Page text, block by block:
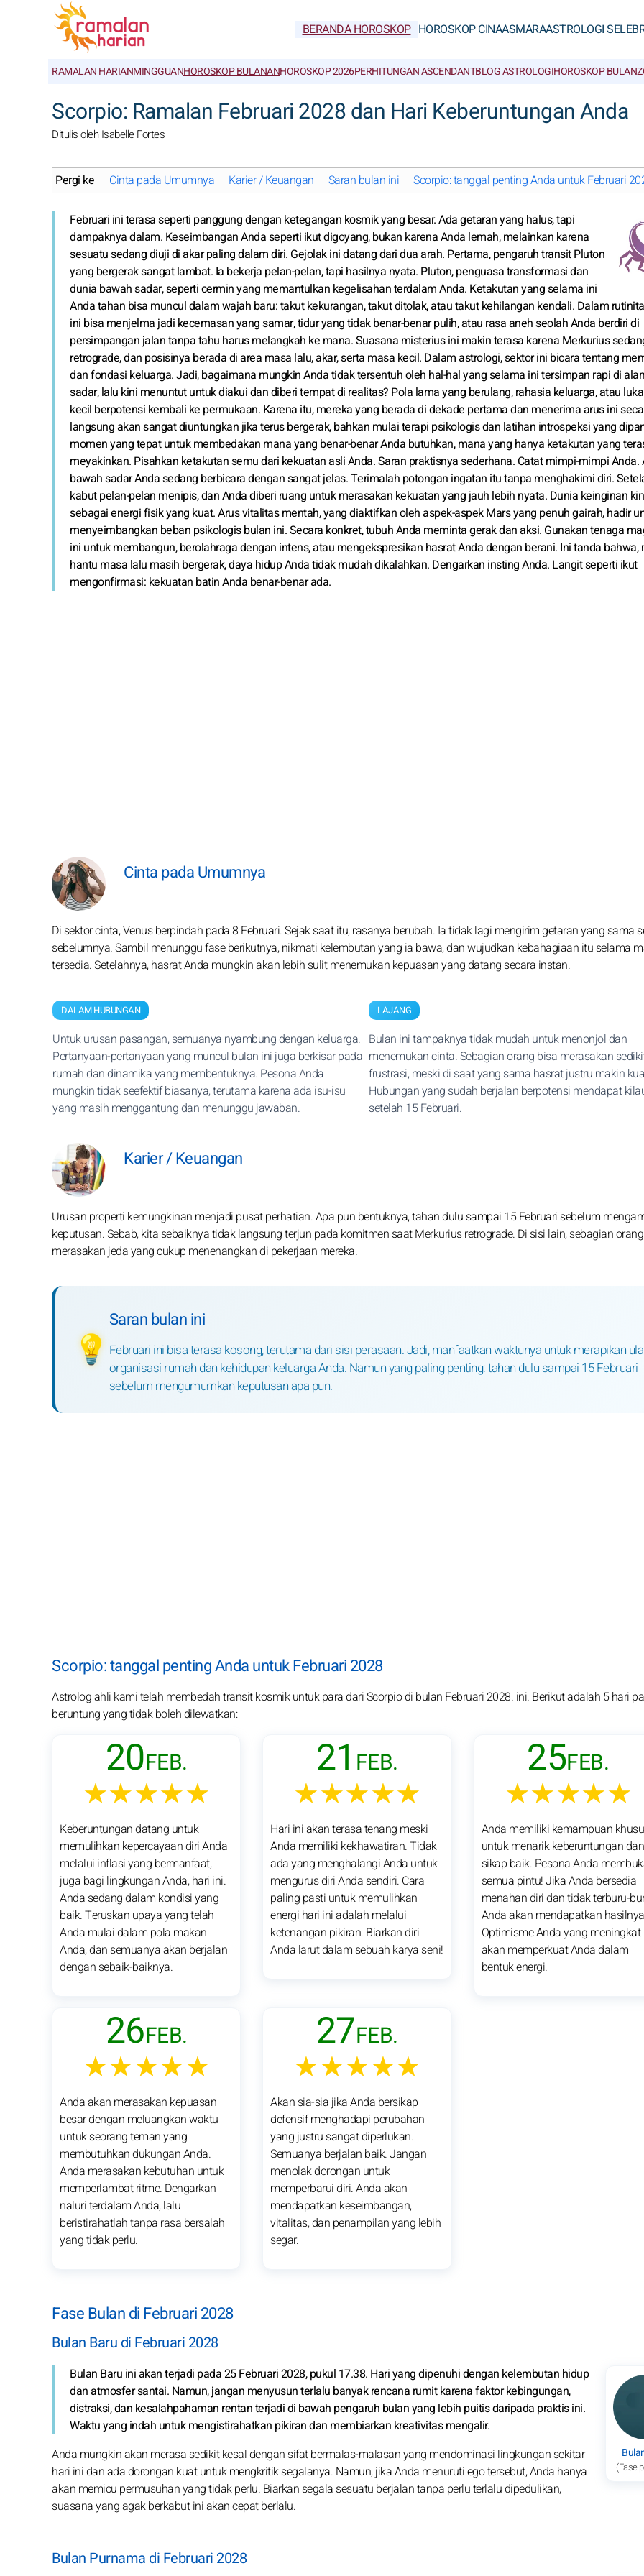
BERANDA HOROSKOP HOROSKOP CINAASMARAASTROLOGI
RAMALAN HARIANMINGGUANHOROSKOP BULANANHOROSKOP 2026PERHITUNGAN ASCENDANTBLOG ASTROLOGIHOROSKOP BULAN
Scorpio: Ramalan Februari 2028 dan Hari Keberuntungan Anda
Ditulis oleh Isabelle Fortes
Pergi ke Cinta pada Umumnya Karier / Keuangan Saran bulan ini Scorpio: tanggal penting Anda untuk Februari
Februari ini terasa seperti panggung dengan ketegangan kosmik yang besar. Ada getaran yang halus, tapi
dampaknya dalam. Keseimbangan Anda seperti ikut digoyang, bukan karena Anda lemah, melainkan karena
sesuatu sedang diuji di akar paling dalam diri. Gejolak ini datang dari dua arah. Pertama, pengaruh transit Pluton
yang bergerak sangat lambat. Ia bekerja pelan-pelan, tapi hasilnya nyata. Pluton, penguasa transformasi dan
dunia bawah sadar, seperti cermin yang memantulkan kegelisahan terdalam Anda. Ketakutan yang selama ini
Anda tahan bisa muncul dalam wajah baru: takut kekurangan, takut ditolak, atau takut kehilangan kendali. Dalam
ini bisa menjelma jadi kecemasan yang samar, tidur yang tidak benar-benar pulih, atau rasa aneh seolah Anda berdiri di
persimpangan jalan tanpa tahu harus melangkah ke mana. Suasana misterius ini makin terasa karena Merkurius
retrograde, dan posisinya berada di area masa lalu, akar, serta masa kecil. Dalam astrologi, sektor ini bicara tentang
dan fondasi keluarga. Jadi, bagaimana mungkin Anda tidak tersentuh oleh hal-hal yang selama ini tersimpan rapi di
sadar, lalu kini menuntut untuk diakui dan diberi tempat di realitas? Pola lama yang berulang, rahasia keluarga, atau
kecil berpotensi kembali ke permukaan. Karena itu, mereka yang berada di dekade pertama dan menerima arus ini
langsung akan sangat diuntungkan jika terus bergerak, bahkan mulai terapi psikologis dan latihan introspeksi yang
momen yang tepat untuk membedakan mana yang benar-benar Anda butuhkan, mana yang hanya ketakutan yang
meyakinkan. Pisahkan ketakutan semu dari kekuatan asli Anda. Saran praktisnya sederhana. Catat mimpi-mimpi Anda.
bawah sadar Anda sedang berbicara dengan sangat jelas. Terimalah potongan ingatan itu tanpa menghakimi diri.
kabut pelan-pelan menipis, dan Anda diberi ruang untuk merasakan kekuatan yang jauh lebih nyata. Dunia keinginan
sebagai energi fisik yang kuat. Arus vitalitas mentah, yang diaktifkan oleh aspek-aspek Mars yang penuh gairah, hadir
menyeimbangkan beban psikologis bulan ini. Secara konkret, tubuh Anda meminta gerak dan aksi. Gunakan tenaga
ini untuk membangun, berolahraga dengan intens, atau mengekspresikan hasrat Anda dengan berani. Ini tanda bahwa,
hantu masa lalu masih bergerak, daya hidup Anda tidak mudah dikalahkan. Dengarkan insting Anda. Langit seperti ikut
mengonfirmasi: kekuatan batin Anda benar-benar ada.
Cinta pada Umumnya
Di sektor cinta, Venus berpindah pada 8 Februari. Sejak saat itu, rasanya berubah. Ia tidak lagi mengirim getaran yang sama
sebelumnya. Sambil menunggu fase berikutnya, nikmati kelembutan yang ia bawa, dan wujudkan kebahagiaan itu selama
tersedia. Setelahnya, hasrat Anda mungkin akan lebih sulit menemukan kepuasan yang datang secara instan.
DALAM HUBUNGAN
Untuk urusan pasangan, semuanya nyambung dengan keluarga.
Pertanyaan-pertanyaan yang muncul bulan ini juga berkisar pada
rumah dan dinamika yang membentuknya. Pesona Anda
mungkin tidak seefektif biasanya, terutama karena ada isu-isu
yang masih menggantung dan menunggu jawaban.
LAJANG
Bulan ini tampaknya tidak mudah untuk menonjol dan
menemukan cinta. Sebagian orang bisa merasakan
frustrasi, meski di saat yang sama hasrat justru makin
Hubungan yang sudah berjalan berpotensi mendapat
setelah 15 Februari.
Karier / Keuangan
Urusan properti kemungkinan menjadi pusat perhatian. Apa pun bentuknya, tahan dulu sampai 15 Februari sebelum
keputusan. Sebab, kita sebaiknya tidak langsung terjun pada komitmen saat Merkurius retrograde. Di sisi lain, sebagian
merasakan jeda yang cukup menenangkan di pekerjaan mereka.
💡
Saran bulan ini
Februari ini bisa terasa kosong, terutama dari sisi perasaan. Jadi, manfaatkan waktunya untuk merapikan
organisasi rumah dan kehidupan keluarga Anda. Namun yang paling penting: tahan dulu sampai 15 Februari
sebelum mengumumkan keputusan apa pun.
Scorpio: tanggal penting Anda untuk Februari 2028
Astrolog ahli kami telah membedah transit kosmik untuk para dari Scorpio di bulan Februari 2028. ini. Berikut adalah 5 hari
beruntung yang tidak boleh dilewatkan:
20FEB.
★★★★★
Keberuntungan datang untuk
memulihkan kepercayaan diri Anda
melalui inflasi yang bermanfaat,
juga bagi lingkungan Anda, hari ini.
Anda sedang dalam kondisi yang
baik. Teruskan upaya yang telah
Anda mulai dalam pola makan
Anda, dan semuanya akan berjalan
dengan sebaik-baiknya.
21 FEB.
★★★★★
Hari ini akan terasa tenang meski
Anda memiliki kekhawatiran. Tidak
ada yang menghalangi Anda untuk
mengurus diri Anda sendiri. Cara
paling pasti untuk memulihkan
energi hari ini adalah melalui
ketenangan pikiran. Biarkan diri
Anda larut dalam sebuah karya seni!
25FEB.
★★★★★
Anda memiliki kemampuan
untuk menarik keberuntungan dan
sikap baik. Pesona Anda
semua pintu! Jika Anda bersedia
menahan diri dan tidak terburu-
Anda akan mendapatkan
Optimisme Anda yang meningkat
akan memperkuat Anda dalam
bentuk energi.
26FEB.
★★★★★
Anda akan merasakan kepuasan
besar dengan meluangkan waktu
untuk seorang teman yang
membutuhkan dukungan Anda.
Anda merasakan kebutuhan untuk
memperlambat ritme. Dengarkan
naluri terdalam Anda, lalu
beristirahatlah tanpa rasa bersalah
yang tidak perlu.
27FEB.
★★★★★
Akan sia-sia jika Anda bersikap
defensif menghadapi perubahan
yang justru sangat diperlukan.
Semuanya berjalan baik. Jangan
menolak dorongan untuk
memperbarui diri. Anda akan
mendapatkan keseimbangan,
vitalitas, dan penampilan yang lebih
segar.
Fase Bulan di Februari 2028
Bulan Baru di Februari 2028
(Fase
Bulan Baru ini akan terjadi pada 25 Februari 2028, pukul 17.38. Hari yang dipenuhi dengan kelembutan hidup
dan atmosfer santai. Namun, jangan menyusun terlalu banyak rencana rumit karena faktor kebingungan,
distraksi, dan kesalahpahaman rentan terjadi di bawah pengaruh bulan yang lebih puitis daripada praktis ini.
Waktu yang indah untuk mengistirahatkan pikiran dan membiarkan kreativitas mengalir.
Anda mungkin akan merasa sedikit kesal dengan sifat bermalas-malasan yang mendominasi lingkungan sekitar
hari ini dan ada dorongan kuat untuk mengkritik segalanya. Namun, jika Anda menuruti ego tersebut, Anda hanya
akan memicu permusuhan yang tidak perlu. Biarkan segala sesuatu berjalan tanpa perlu terlalu dipedulikan,
suasana yang agak berkabut ini akan cepat berlalu.
Bulan Purnama di Februari 2028